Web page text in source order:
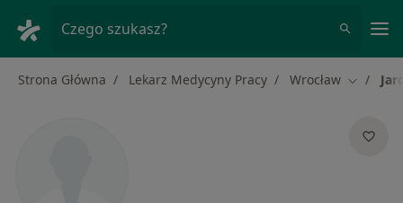
Czego szukasz?
Strona Główna Lekarz Medycyny Pracy Wrocław Zmień